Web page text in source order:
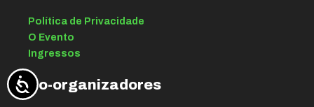
Política de Privacidade
O Evento
Ingressos
Co-organizadores